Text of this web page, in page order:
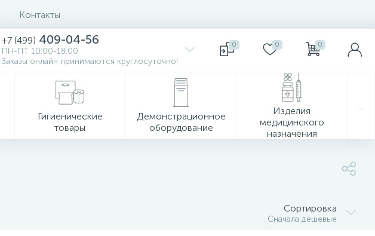
Контакты
+7 (499) 409-04-56
ПН-ПТ 10:00-18:00
Заказы онлайн принимаются круглосуточно!
0 0 0
Гигиенические
товары
Демонстрационное
оборудование
Изделия
медицинского
назначения
Сортировка
Сначала дешевые